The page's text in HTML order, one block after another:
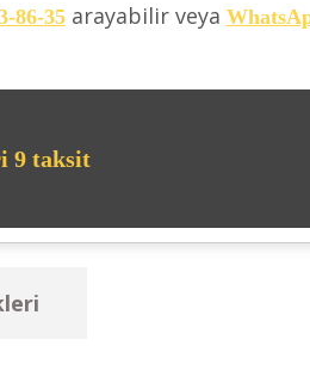
86-35arayabilir veya
9 taksit